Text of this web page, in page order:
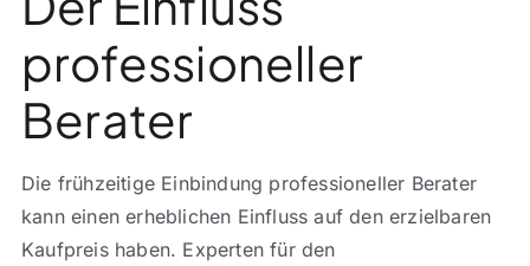
professioneller
Berater
Die frühzeitige Einbindung professioneller Berater
kann einen erheblichen Einfluss auf den erzielbaren
Kaufpreis haben. Experten für den